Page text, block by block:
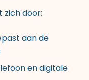
zich door:
aan de
en digitale